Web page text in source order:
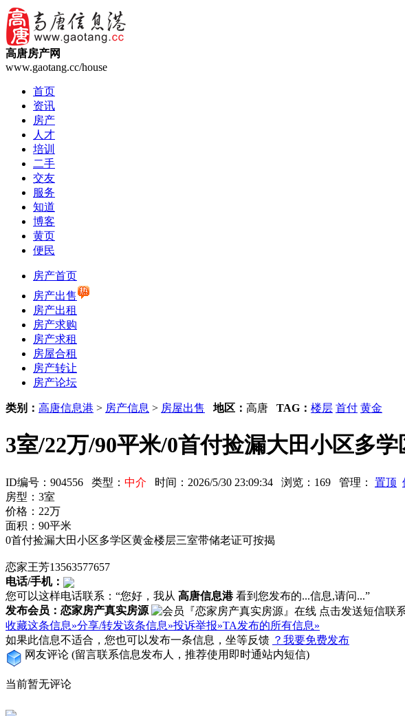
高唐房产网
www.gaotang.cc/house
首页
资讯
房产
人才
培训
二手
交友
服务
知道
博客
黄页
便民
房产首页
房产出售
房产出租
房产求购
房产求租
房屋合租
房产转让
房产论坛
类别： 高唐信息港 > 房产信息 > 房屋出售 地区： 高唐 TAG： 楼层 首付 黄金
3室/22万/90平米/0首付捡漏大田小区多
ID编号：904556 类型： 中介 时间：2026/5/30 23:09:34 浏览：169 管理： 置顶
房型：3室
价格：22万
面积：90平米
0首付捡漏大田小区多学区黄金楼层三室带储老证可按揭
恋家王芳13563577657
电话/手机：
您可以这样电话联系：“您好，我从 高唐信息港看到您发布的...信息,请问...”
发布会员：恋家房产真实房源
收藏这条信息»分享/转发该条信息»投诉举报»TA发布的所有信息»
如果此信息不适合，您也可以发布一条信息，坐等反馈 ？我要免费发布
网友评论 (留言联系信息发布人，推荐使用即时通站内短信)
当前暂无评论